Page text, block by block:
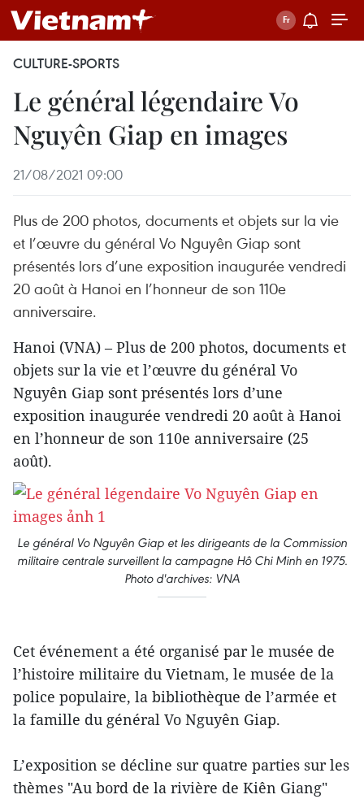
CULTURE-SPORTS
Le général légendaire Vo
Nguyên Giap en images
21/08/2021 09:00
Plus de 200 photos, documents et objets sur la vie
et l’œuvre du général Vo Nguyên Giap sont
présentés lors d’une exposition inaugurée vendredi
20 août à Hanoi en l’honneur de son 110e
anniversaire.
Hanoi (VNA) – Plus de 200 photos, documents et
objets sur la vie et l’œuvre du général Vo
Nguyên Giap sont présentés lors d’une
exposition inaugurée vendredi 20 août à Hanoi
en l’honneur de son 110e anniversaire (25
août).
Le général Vo Nguyên Giap et les dirigeants de la Commission
militaire centrale surveillent la campagne Hô Chi Minh en 1975.
Photo d'archives: VNA
Cet événement a été organisé par le musée de
l’histoire militaire du Vietnam, le musée de la
police populaire, la bibliothèque de l’armée et
la famille du général Vo Nguyên Giap.
L’exposition se décline sur quatre parties sur les
thèmes "Au bord de la rivière de Kiên Giang"